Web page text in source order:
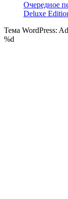
Очередное
Deluxe
Тема WordPress:
%d